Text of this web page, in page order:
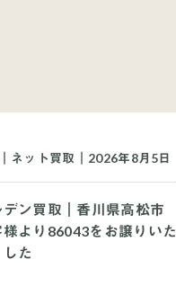
ネット買取｜2026年8月5日
ン買取｜香川県高松市
より86043をお譲りいた
た